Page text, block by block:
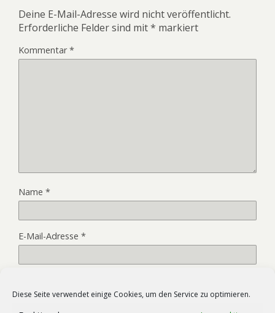
Diese Seite verwendet einige Cookies, um den Service zu optimieren.
Deine E-Mail-Adresse wird nicht veröffentlicht.
Erforderliche Felder sind mit* markiert
Kommentar*
Name *
E-Mail-Adresse *